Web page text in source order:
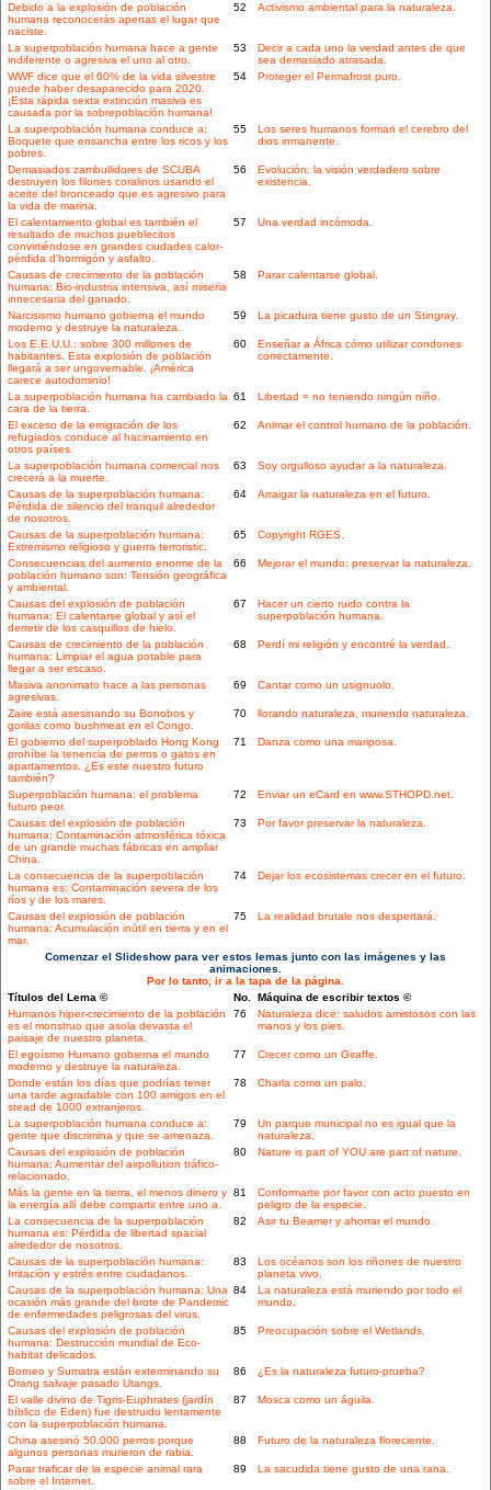
Debido a la explosión de población
humana reconocerás apenas el lugar que
naciste.
52 Activismo ambiental para la naturaleza.
La superpoblación humana hace a gente
indiferente o agresiva el uno al otro.
53
Decir a cada uno la verdad antes de que
sea demasiado atrasada.
WWF dice que el 60% de la vida silvestre
puede haber desaparecido para 2020.
¡Esta rápida sexta extinción masiva es
causada por la sobrepoblación humana!
54 Proteger el Permafrost puro.
La superpoblación humana conduce a:
Boquete que ensancha entre los ricos y los
pobres.
55
Los seres humanos forman el cerebro del
dios inmanente.
Demasiados zambullidores de SCUBA
destruyen los filones coralinos usando el
aceite del bronceado que es agresivo para
la vida de marina.
56
Evolución: la visión verdadero sobre
existencia.
El calentamiento global es también el
resultado de muchos pueblecitos
convirtiéndose en grandes ciudades calor-
pérdida d'hormigón y asfalto.
57 Una verdad incómoda.
Causas de crecimiento de la población
humana: Bio-industria intensiva, así miseria
innecesaria del ganado.
58 Parar calentarse global.
Narcisismo humano gobierna el mundo
moderno y destruye la naturaleza.
59 La picadura tiene gusto de un Stingray.
Los E.E.U.U.: sobre 300 millones de
habitantes. Esta explosión de población
llegará a ser ungovernable. ¡América
carece autodominio!
60
Enseñar a África cómo utilizar condones
correctamente.
La superpoblación humana ha cambiado la
cara de la tierra.
61 Libertad = no teniendo ningún niño.
El exceso de la emigración de los
refugiados conduce al hacinamiento en
otros países.
62 Animar el control humano de la población.
La superpoblación humana comercial nos
crecerá a la muerte.
63 Soy orgulloso ayudar a la naturaleza.
Causas de la superpoblación humana:
Pérdida de silencio del tranquil alrededor
de nosotros.
64 Arraigar la naturaleza en el futuro.
Causas de la superpoblación humana:
Extremismo religioso y guerra terroristic.
65 Copyright RGES.
Consecuencias del aumento enorme de la
población humano son: Tensión geográfica
y ambiental.
66 Mejorar el mundo: preservar la naturaleza.
Causas del explosión de población
humana: El calentarse global y así el
derretir de los casquillos de hielo.
67
Hacer un cierto ruido contra la
superpoblación humana.
Causas de crecimiento de la población
humana: Limpiar el agua potable para
llegar a ser escaso.
68 Perdí mi religión y encontré la verdad.
Masiva anonimato hace a las personas
agresivas.
69 Cantar como un usignuolo.
Zaire está asesinando su Bonobos y
gorilas como bushmeat en el Congo.
70 llorando naturaleza, muriendo naturaleza.
El gobierno del superpoblado Hong Kong
prohíbe la tenencia de perros o gatos en
apartamentos. ¿Es este nuestro futuro
también?
71 Danza como una mariposa.
Superpoblación humana: el problema
futuro peor.
72 Enviar un eCard en www.STHOPD.net.
Causas del explosión de población
humana: Contaminación atmosférica tóxica
de un grande muchas fábricas en ampliar
China.
73 Por favor preservar la naturaleza.
La consecuencia de la superpoblación
humana es: Contaminación severa de los
ríos y de los mares.
74 Dejar los ecosistemas crecer en el futuro.
Causas del explosión de población
humana: Acumulación inútil en tierra y en el
mar.
75 La realidad brutale nos despertará.
Comenzar el Slideshow para ver estos lemas junto con las imágenes y las
animaciones.
Por lo tanto, ir a la tapa de la página.
Títulos del Lema ©
No. Máquina de escribir textos ©
Humanos hiper-crecimiento de la población
es el monstruo que asola devasta el
paisaje de nuestro planeta.
76
Naturaleza dice: saludos amistosos con las
manos y los pies.
El egoísmo Humano gobierna el mundo
moderno y destruye la naturaleza.
77 Crecer como un Giraffe.
Donde están los días que podrías tener
una tarde agradable con 100 amigos en el
stead de 1000 extranjeros.
78 Charla como un palo.
La superpoblación humana conduce a:
gente que discrimina y que se amenaza.
79
Un parque municipal no es igual que la
naturaleza.
Causas del explosión de población
humana: Aumentar del airpollution tráfico-
relacionado.
80 Nature is part of YOU are part of nature.
Más la gente en la tierra, el menos dinero y
la energía allí debe compartir entre uno a.
81
Conformarte por favor con acto puesto en
peligro de la especie.
La consecuencia de la superpoblación
humana es: Pérdida de libertad spacial
alrededor de nosotros.
82 Asir tu Beamer y ahorrar el mundo.
Causas de la superpoblación humana:
Irritación y estrés entre ciudadanos.
83
Los océanos son los riñones de nuestro
planeta vivo.
Causas de la superpoblación humana: Una
ocasión más grande del brote de Pandemic
de enfermedades peligrosas del virus.
84
La naturaleza está muriendo por todo el
mundo.
Causas del explosión de población
humana: Destrucción mundial de Eco-
habitat delicados.
85 Preocupación sobre el Wetlands.
Borneo y Sumatra están exterminando su
Orang salvaje pasado Utangs.
86 ¿Es la naturaleza futuro-prueba?
El valle divino de Tigris-Euphrates (jardín
bíblico de Eden) fue destruido lentamente
con la superpoblación humana.
87 Mosca como un águila.
China asesinó 50.000 perros porque
algunos personas murieron de rabia.
88 Futuro de la naturaleza floreciente.
Parar traficar de la especie animal rara
sobre el Internet.
89 La sacudida tiene gusto de una rana.